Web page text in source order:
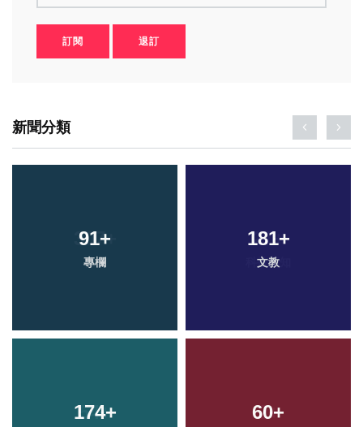
訂閱 退訂
新聞分類
91+
專欄
181+
文教
174+ 60+